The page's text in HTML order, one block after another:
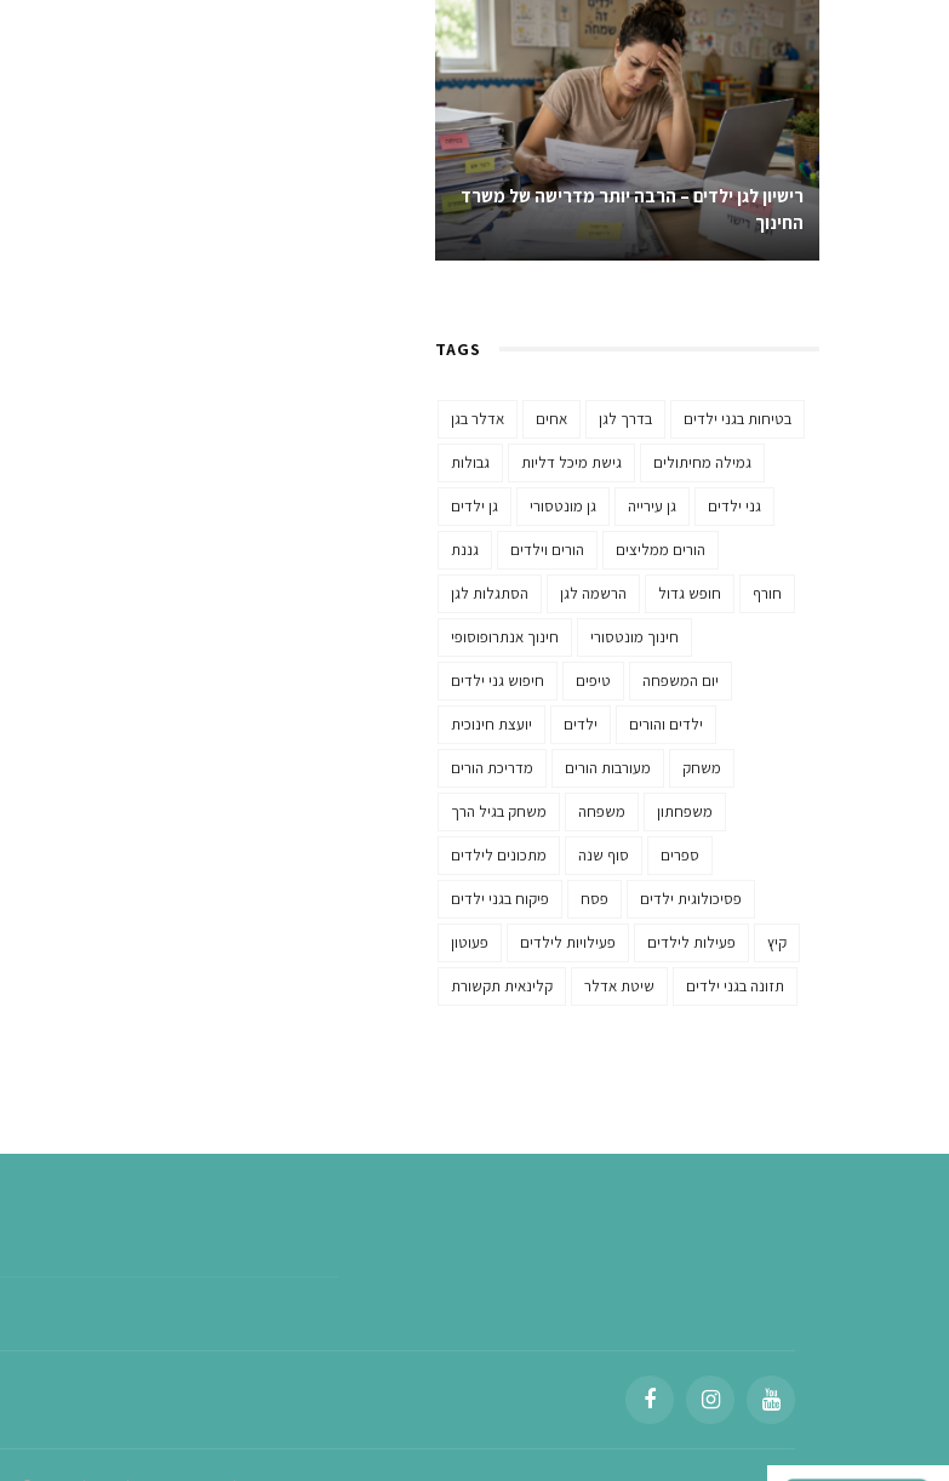
רישיון לגן ילדים – הרבה יותר מדרישה של משרד
החינוך
TAGS
אדלר בגן אחים בדרך לגן בטיחות בגני ילדים
גבולות גישת מיכל דליות גמילה מחיתולים
גן ילדים גן מונטסורי גן עירייה גני ילדים
גננת הורים וילדים הורים ממליצים
הסתגלות לגן הרשמה לגן חופש גדול חורף
חינוך אנתרופוסופי חינוך מונטסורי
חיפוש גני ילדים טיפים יום המשפחה
יועצת חינוכית ילדים ילדים והורים
מדריכת הורים מעורבות הורים משחק
משחק בגיל הרך משפחה משפחתון
מתכונים לילדים סוף שנה ספרים
פיקוח בגני ילדים פסח פסיכולוגית ילדים
פעוטון פעילויות לילדים פעילות לילדים קיץ
קלינאית תקשורת שיטת אדלר תזונה בגני ילדים